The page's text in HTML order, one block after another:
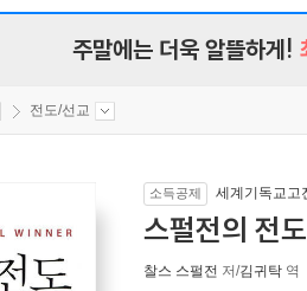
주말에는 더욱 알뜰하게!
전도/선교
소득공제 세계기독교고
스펄전의 전도
찰스 스펄전 저/김귀탁 역